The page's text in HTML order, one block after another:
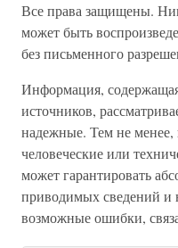
Все права защищены.
может быть
без письменного
Информация,
источников,
надежные. Тем не
человеческие или
может гарантировать
приводимых сведений и
возможные ошибки,